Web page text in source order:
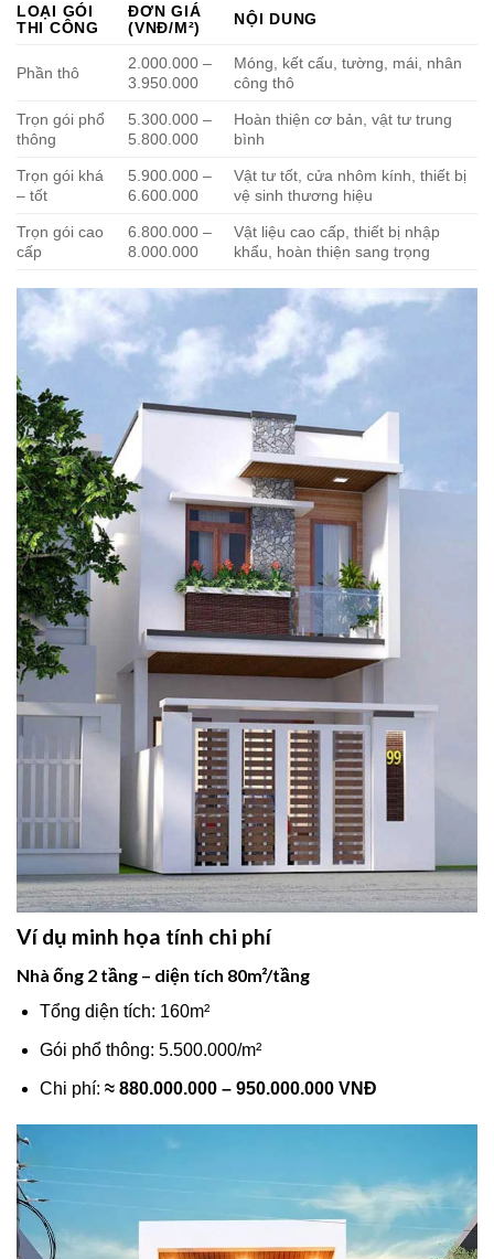
LOẠI GÓI
THI CÔNG
ĐƠN GIÁ
(VNĐ/M²)
NỘI DUNG
Phần thô
2.000.000 –
3.950.000
Móng, kết cấu, tường, mái, nhân
công thô
Trọn gói phổ
thông
5.300.000 –
5.800.000
Hoàn thiện cơ bản, vật tư trung
bình
Trọn gói khá
– tốt
5.900.000 –
6.600.000
Vật tư tốt, cửa nhôm kính, thiết bị
vệ sinh thương hiệu
Trọn gói cao
cấp
6.800.000 –
8.000.000
Vật liệu cao cấp, thiết bị nhập
khẩu, hoàn thiện sang trọng
Ví dụ minh họa tính chi phí
Nhà ống 2 tầng – diện tích 80m²/tầng
Tổng diện tích: 160m²
Gói phổ thông: 5.500.000/m²
Chi phí: ≈ 880.000.000 – 950.000.000 VNĐ